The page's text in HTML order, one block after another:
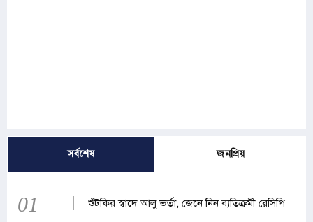
সর্বশেষ জনপ্রিয়
01 শুঁটকির স্বাদে আলু ভর্তা, জেনে নিন ব্যতিক্রমী রেসিপি